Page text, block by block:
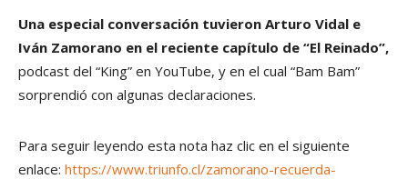
Una especial conversación tuvieron Arturo Vidal e
Iván Zamorano en el reciente capítulo de “El Reinado”,
podcast del “King” en YouTube, y en el cual “Bam Bam”
sorprendió con algunas declaraciones.
Para seguir leyendo esta nota haz clic en el siguiente
enlace: https://www.triunfo.cl/zamorano-recuerda-